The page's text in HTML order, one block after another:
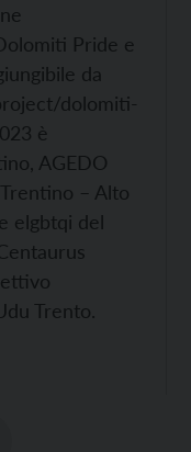
Pride e
da
dolomiti-
è
AGEDO
– Alto
elgbtqi del
Trento.